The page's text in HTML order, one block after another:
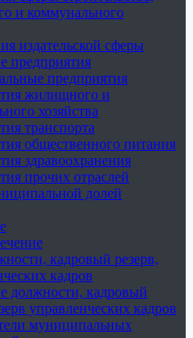
и коммунального
издательской сферы
предприятия
предприятия
жилищного и
хозяйства
транспорта
общественного питания
здравоохранения
прочих отраслей
долей
кадровый резерв,
кадров
должности, кадровый
управленческих кадров
муниципальных